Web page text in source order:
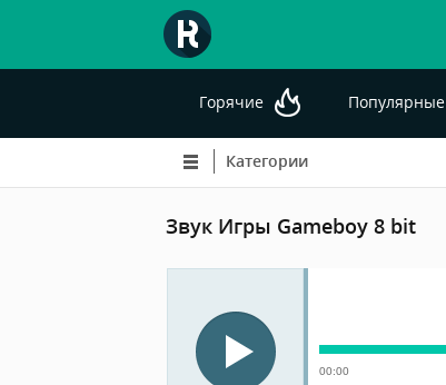
Горячие Популярные
Категории
Звук Игры Gameboy 8 bit
00:00